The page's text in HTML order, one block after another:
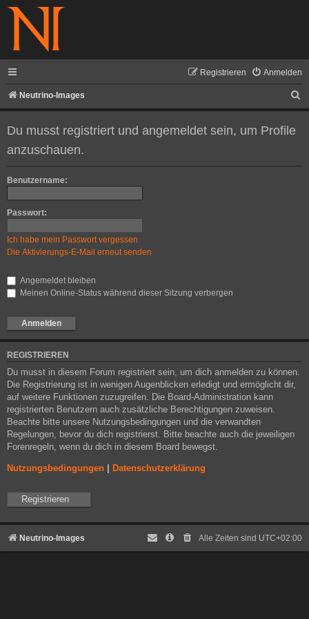
Anmelden
Registrieren
Neutrino-Images
u
e
Du musst registriert und angemeldet sein, um Profile
anzuschauen.
Benutzername:
Passwort:
Ich habe mein Passwort vergessen
Die Aktivierungs-E-Mail erneut senden
Angemeldet bleiben
Meinen Online-Status während dieser Sitzung verbergen
REGISTRIEREN
Du musst in diesem Forum registriert sein, um dich anmelden zu können.
Die Registrierung ist in wenigen Augenblicken erledigt und ermöglicht dir,
auf weitere Funktionen zuzugreifen. Die Board-Administration kann
registrierten Benutzern auch zusätzliche Berechtigungen zuweisen.
Beachte bitte unsere Nutzungsbedingungen und die verwandten
Regelungen, bevor du dich registrierst. Bitte beachte auch die jeweiligen
Forenregeln, wenn du dich in diesem Board bewegst.
Nutzungsbedingungen Datenschutzerklärung
Registrieren
Neutrino-Images Alle Zeiten sind UTC+02:00